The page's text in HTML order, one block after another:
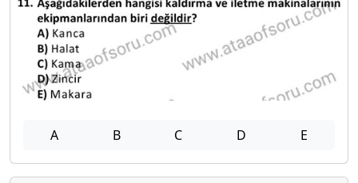
A B C D E